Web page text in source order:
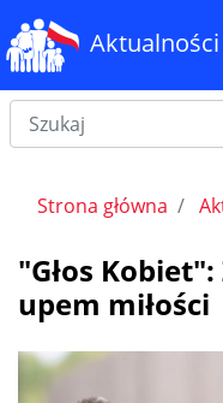
Aktualności
Strona główna
"Głos
upem miłości